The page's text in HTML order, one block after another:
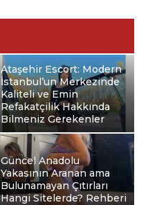
Ataşehir Escort: Modern
İstanbul’un Merkezinde
Kaliteli ve Emin
Refakatçilik Hakkında
Bilmeniz Gerekenler
Güncel Anadolu
Yakasının Aranan ama
Bulunamayan Çıtırları
Hangi Sitelerde? Rehberi